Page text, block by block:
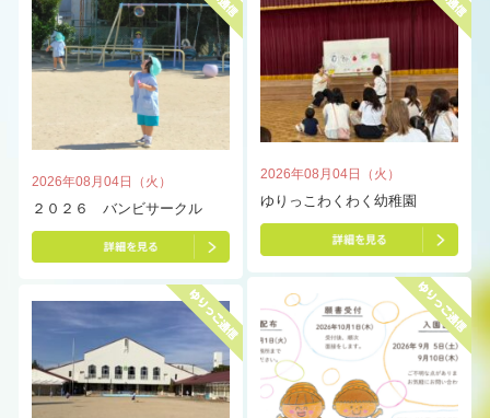
2026年08月04日（火）
２０２６ バンビサークル
2026年08月04日（火）
ゆりっこわくわく幼稚園